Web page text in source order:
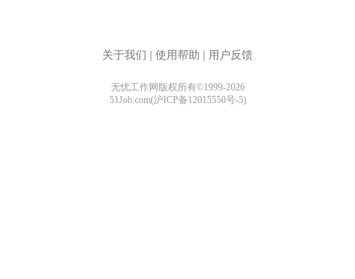
关于我们 使用帮助 用户反馈
无忧工作网版权所有©1999-2026
51Job.com(沪ICP备12015550号-5)